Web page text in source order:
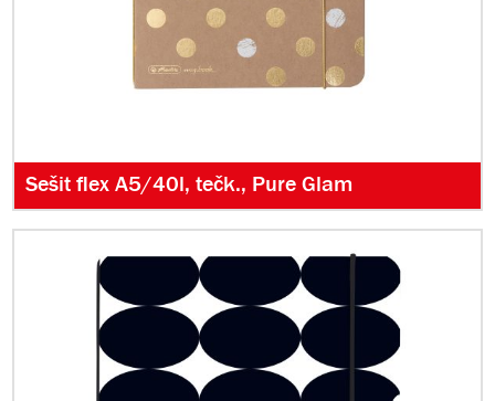
Sešit flex A5/40l, tečk., Pure Glam